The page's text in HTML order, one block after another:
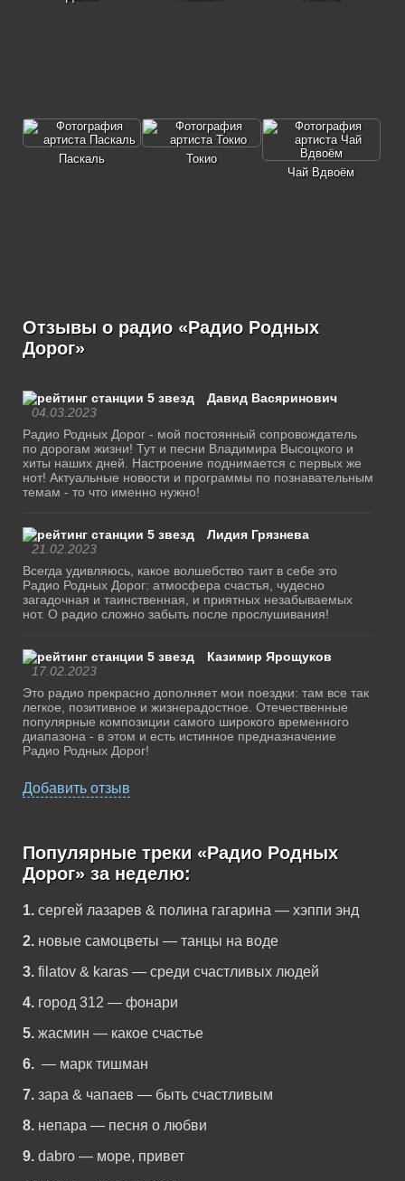
Паскаль
Токио
Чай Вдвоём
Отзывы о радио «Радио Родных
Дорог»
Давид Васяринович
04.03.2023
Радио Родных Дорог - мой постоянный сопровождатель
по дорогам жизни! Тут и песни Владимира Высоцкого и
хиты наших дней. Настроение поднимается с первых же
нот! Актуальные новости и программы по познавательным
темам - то что именно нужно!
Лидия Грязнева
21.02.2023
Всегда удивляюсь, какое волшебство таит в себе это
Радио Родных Дорог: атмосфера счастья, чудесно
загадочная и таинственная, и приятных незабываемых
нот. О радио сложно забыть после прослушивания!
Казимир Ярощуков
17.02.2023
Это радио прекрасно дополняет мои поездки: там все так
легкое, позитивное и жизнерадостное. Отечественные
популярные композиции самого широкого временного
диапазона - в этом и есть истинное предназначение
Радио Родных Дорог!
Добавить отзыв
Популярные треки «Радио Родных
Дорог» за неделю:
1. сергей лазарев & полина гагарина — хэппи энд
2. новые самоцветы — танцы на воде
3. filatov & karas — среди счастливых людей
4. город 312 — фонари
5. жасмин — какое счастье
6. — марк тишман
7. зара & чапаев — быть счастливым
8. непара — песня о любви
9. dabro — море, привет